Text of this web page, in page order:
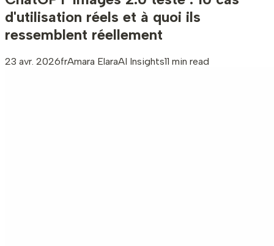
d'utilisation réels et à quoi ils
ressemblent réellement
23 avr. 2026frAmara ElaraAI Insights11 min read